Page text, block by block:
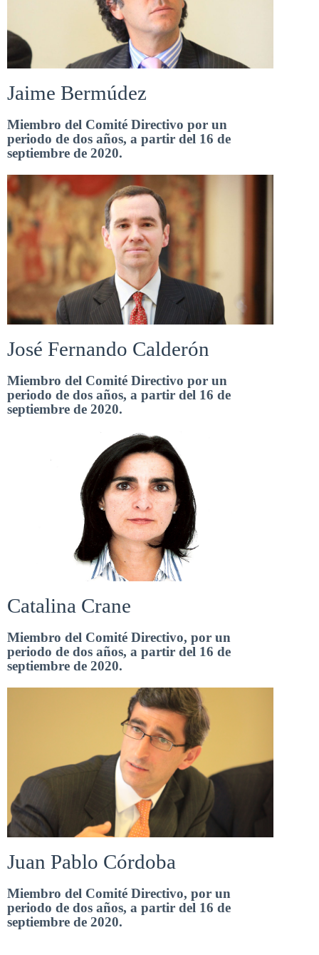
Jaime Bermúdez
Miembro del Comité Directivo por un
periodo de dos años, a partir del 16 de
septiembre de 2020.
José Fernando Calderón
Miembro del Comité Directivo por un
periodo de dos años, a partir del 16 de
septiembre de 2020.
Catalina Crane
Miembro del Comité Directivo, por un
periodo de dos años, a partir del 16 de
septiembre de 2020.
Juan Pablo Córdoba
Miembro del Comité Directivo, por un
periodo de dos años, a partir del 16 de
septiembre de 2020.